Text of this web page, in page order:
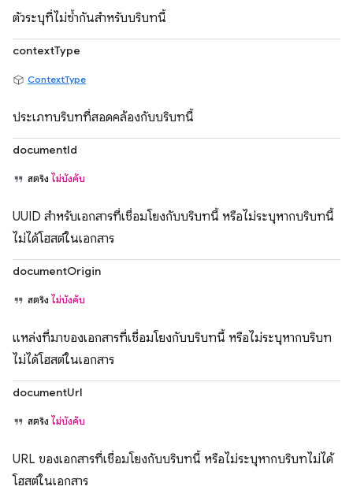
ตัวระบุที่ไม่ซ้ำกันสำหรับบริบทนี้
contextType
ContextType
ประเภทบริบทที่สอดคล้องกับบริบทนี้
documentId
สตริง ไม่บังคับ
UUID สำหรับเอกสารที่เชื่อมโยงกับบริบทนี้ หรือไม่ระบุหากบริบทนี้
ไม่ได้โฮสต์ในเอกสาร
documentOrigin
สตริง ไม่บังคับ
แหล่งที่มาของเอกสารที่เชื่อมโยงกับบริบทนี้ หรือไม่ระบุหากบริบท
ไม่ได้โฮสต์ในเอกสาร
documentUrl
สตริง ไม่บังคับ
URL ของเอกสารที่เชื่อมโยงกับบริบทนี้ หรือไม่ระบุหากบริบทไม่ได้
โฮสต์ในเอกสาร